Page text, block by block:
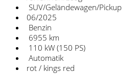
SUV/Geländewagen/Pickup
06/2025
Benzin
6955 km
110 kW (150 PS)
Automatik
rot / kings red